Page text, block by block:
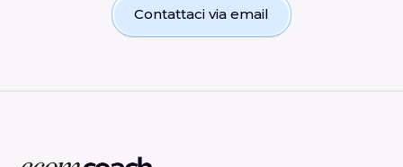
Contattaci via email